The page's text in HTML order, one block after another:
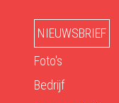
NIEUWSBRIEF
Foto's
Bedrijf